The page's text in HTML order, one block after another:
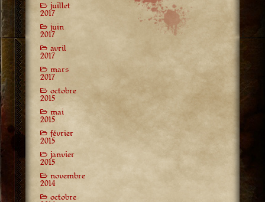
juillet
2017
juin
2017
avril
2017
mars
2017
octobre
2015
mai
2015
février
2015
janvier
2015
novembre
2014
octobre